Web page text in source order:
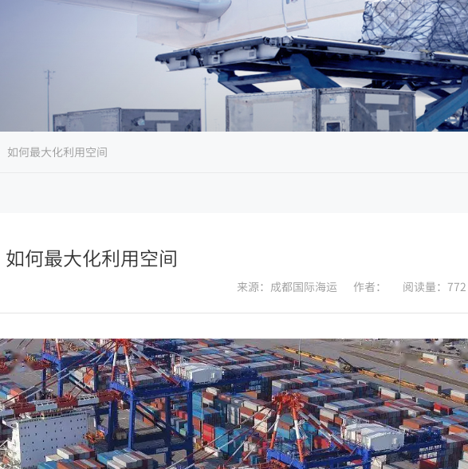
如何最大化利用空间
何最大化利用空间
阅读量：772
作者：
来源：成都国际海运